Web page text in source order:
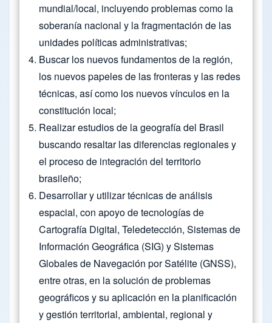
mundial/local, incluyendo problemas como la
soberanía nacional y la fragmentación de las
unidades políticas administrativas;
Buscar los nuevos fundamentos de la región,
los nuevos papeles de las fronteras y las redes
técnicas, así como los nuevos vínculos en la
constitución local;
Realizar estudios de la geografía del Brasil
buscando resaltar las diferencias regionales y
el proceso de integración del territorio
brasileño;
Desarrollar y utilizar técnicas de análisis
espacial, con apoyo de tecnologías de
Cartografía Digital, Teledetección, Sistemas de
Información Geográfica (SIG) y Sistemas
Globales de Navegación por Satélite (GNSS),
entre otras, en la solución de problemas
geográficos y su aplicación en la planificación
y gestión territorial, ambiental, regional y